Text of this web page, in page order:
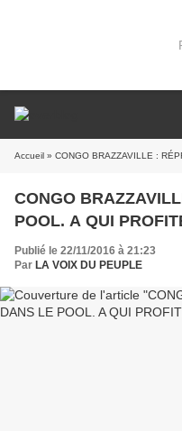
Accueil » CONGO BRAZZAVILLE :
CONGO
POOL. A QUI
Publié le 22/11/2016 à 21:23
Par LA VOIX DU PEUPLE